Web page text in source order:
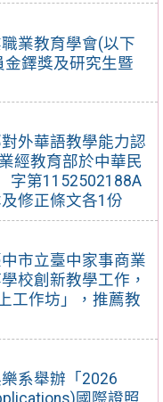
業教育學會(以下
鐸獎及研究生暨
外華語教學能力認
經教育部於中華民
字第1152502188A
修正條文各1份
市立臺中家事商業
校創新教學工作，
工作坊」，推薦教
系舉辦「2026
國際證照